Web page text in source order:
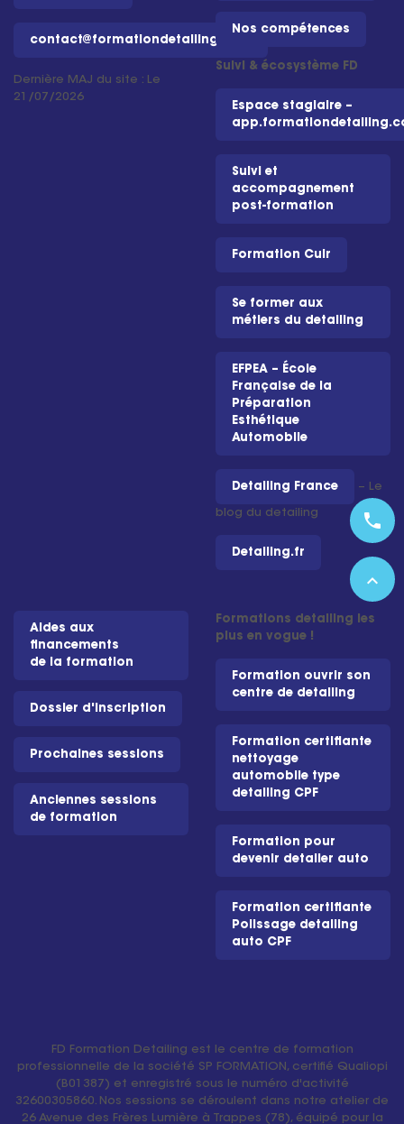
contact@formationdetailing.com
Dernière MAJ du site : Le
21/07/2026
Nos compétences
Suivi & écosystème FD
Espace stagiaire –
Suivi et
accompagnement
post-formation
Formation Cuir
Se former aux
métiers du detailing
EFPEA – École
Française de la
Préparation
Esthétique
Automobile
Detailing France – Le
blog du detailing
Detailing.fr
Aides aux
financements
de la formation
Dossier d'inscription
Prochaines sessions
Anciennes sessions
de formation
Formations detailing les
plus en vogue !
Formation ouvrir son
centre de detailing
Formation certifiante
nettoyage
automobile type
detailing CPF
Formation pour
devenir detailer auto
Formation certifiante
Polissage detailing
auto CPF
FD Formation Detailing est le centre de formation
professionnelle de la société SP FORMATION, certifié Qualiopi
(B01387) et enregistré sous le numéro d'activité
32600305860. Nos sessions se déroulent dans notre atelier de
26 Avenue des Frères Lumière à Trappes (78), équipé pour la
phone
expand_less